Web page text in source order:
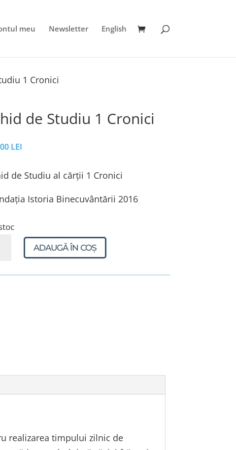
meu Newsletter English
1 Cronici
de Studiu 1 Cronici
LEI
de Studiu al cărții 1 Cronici
Istoria Binecuvântării 2016
ADAUGĂ ÎN COȘ
realizarea timpului zilnic de